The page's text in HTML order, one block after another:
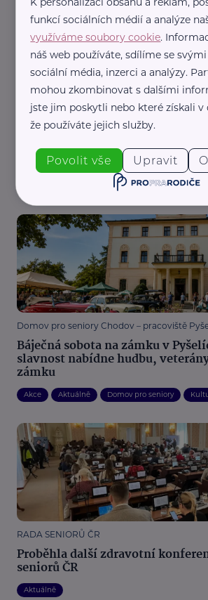
dostupnější i pro seniory a osoby
postižením
Bezpečnost Technologie
Domov pro seniory Chodov – pracoviště
Báječná sobota na zámku v
slavnost nabídne hudbu,
zámku
Akce Aktuálně Domov pro seniory
RADA SENIORŮ ČR
Proběhla další zdravotní
seniorů ČR
Aktuálně
funkcí sociálních médií a analýze
využíváme soubory cookie.
náš web používáte, sdílíme se
sociální média, inzerci a analýzy.
mohou zkombinovat s dalšími
jste jim poskytli nebo které získali v
že používáte jejich služby.
Povolit vše Upravit